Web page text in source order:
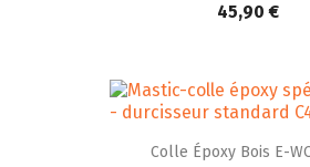
45,90 €
Colle Époxy Bois E-